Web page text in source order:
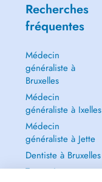
Recherches
fréquentes
Médecin
généraliste à
Bruxelles
Médecin
généraliste à Ixelles
Médecin
généraliste à Jette
Dentiste à Bruxelles
Tout voir →